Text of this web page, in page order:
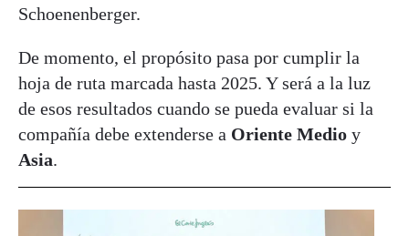
Schoenenberger.
De momento, el propósito pasa por cumplir la
hoja de ruta marcada hasta 2025. Y será a la luz
de esos resultados cuando se pueda evaluar si la
compañía debe extenderse a Oriente Medio y
Asia.